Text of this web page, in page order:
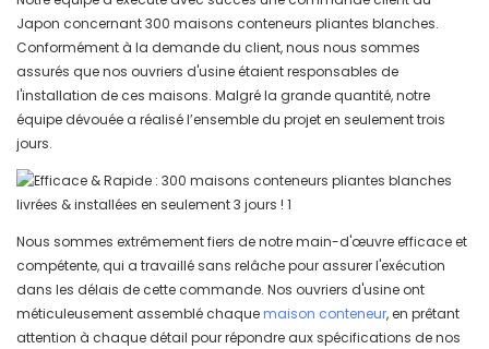
Japon concernant 300 maisons conteneurs pliantes blanches.
Conformément à la demande du client, nous nous sommes
assurés que nos ouvriers d'usine étaient responsables de
l'installation de ces maisons. Malgré la grande quantité, notre
équipe dévouée a réalisé l’ensemble du projet en seulement trois
jours.
Nous sommes extrêmement fiers de notre main-d'œuvre efficace et
compétente, qui a travaillé sans relâche pour assurer l'exécution
dans les délais de cette commande. Nos ouvriers d'usine ont
méticuleusement assemblé chaquemaison conteneur, en prêtant
attention à chaque détail pour répondre aux spécifications de nos